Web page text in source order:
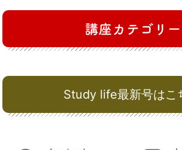
Study life最新号はこ